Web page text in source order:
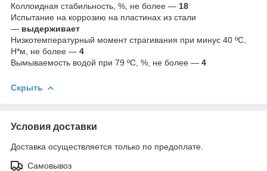
Коллоидная стабильность, %, не более — 18
Испытание на коррозию на пластинах из стали
— выдерживает
Низкотемпературный момент страгивания при минус 40 ºС,
Н*м, не более — 4
Вымываемость водой при 79 ºС, %, не более — 4
Скрыть
Условия доставки
Доставка осуществляется только по предоплате.
Самовывоз